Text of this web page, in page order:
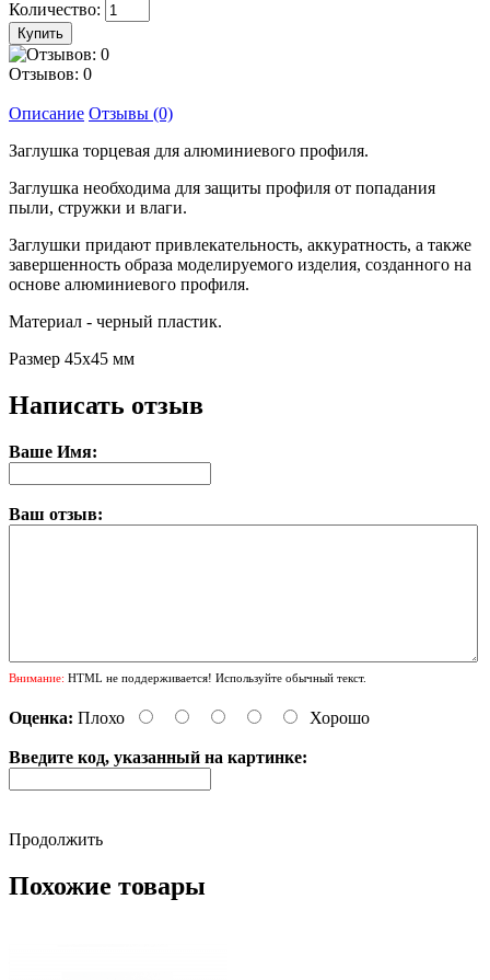
Количество:
Отзывов: 0
Описание Отзывы (0)
Заглушка торцевая для алюминиевого профиля.
Заглушка необходима для защиты профиля от попадания
пыли, стружки и влаги.
Заглушки придают привлекательность, аккуратность, а также
завершенность образа моделируемого изделия, созданного на
основе алюминиевого профиля.
Материал - черный пластик.
Размер 45x45 мм
Написать отзыв
Ваше Имя:
Ваш отзыв:
Внимание: HTML не поддерживается! Используйте обычный текст.
Оценка: Плохо Хорошо
Введите код, указанный на картинке:
Продолжить
Похожие товары